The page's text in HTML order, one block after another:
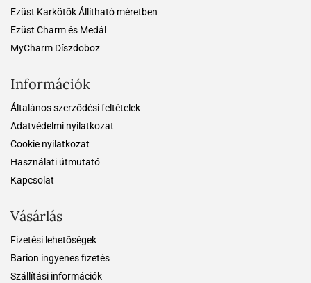
Ezüst Karkötők Állítható méretben
Ezüst Charm és Medál
MyCharm Díszdoboz
Információk
Általános szerződési feltételek
Adatvédelmi nyilatkozat
Cookie nyilatkozat
Használati útmutató
Kapcsolat
Vásárlás
Fizetési lehetőségek
Barion ingyenes fizetés
Szállítási információk